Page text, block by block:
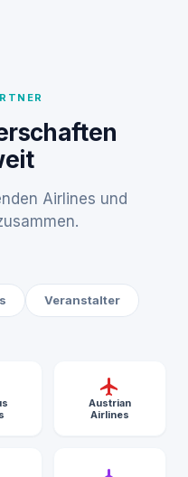
Airlines und
Veranstalter
Austrian
Airlines